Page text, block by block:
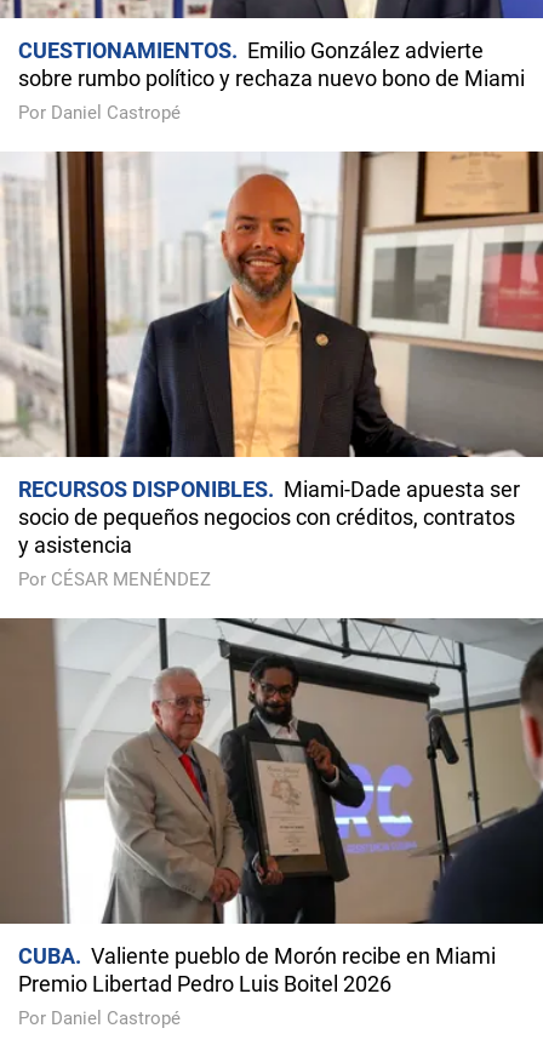
CUESTIONAMIENTOS
Emilio González advierte
sobre rumbo político y rechaza nuevo bono de Miami
Por Daniel Castropé
RECURSOS DISPONIBLES
Miami-Dade apuesta ser
socio de pequeños negocios con créditos, contratos
y asistencia
Por CÉSAR MENÉNDEZ
CUBA
Valiente pueblo de Morón recibe en Miami
Premio Libertad Pedro Luis Boitel 2026
Por Daniel Castropé